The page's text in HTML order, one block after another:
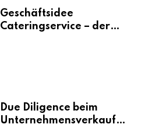
Geschäftsidee
Cateringservice – der
Due Diligence beim
Unternehmensverkauf